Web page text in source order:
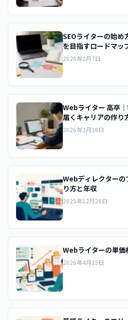
SEOライターの始め
を目指すロードマッ
2026年2月7日
Webライター 高卒
届くキャリアの作り
2026年3月16日
Webディレクターの
り方と年収
2025年12月26日
Webライターの単価
2026年4月15日